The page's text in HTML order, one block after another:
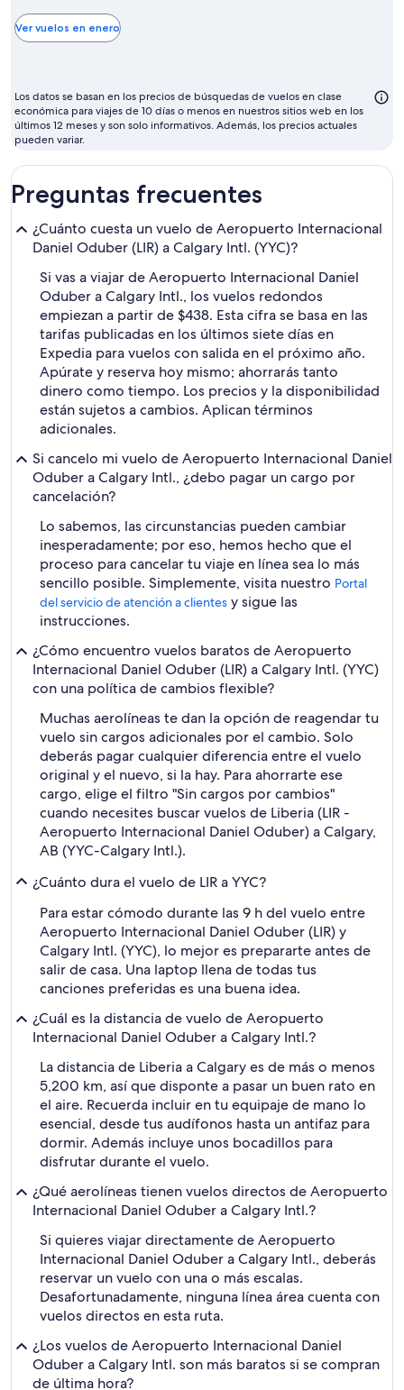
Ver vuelos en enero
Los datos se basan en los precios de búsquedas de vuelos en clase
económica para viajes de 10 días o menos en nuestros sitios web en los
últimos 12 meses y son solo informativos. Además, los precios actuales
pueden variar.
Preguntas frecuentes
¿Cuánto cuesta un vuelo de Aeropuerto Internacional
Daniel Oduber (LIR) a Calgary Intl. (YYC)?
Si vas a viajar de Aeropuerto Internacional Daniel
Oduber a Calgary Intl., los vuelos redondos
empiezan a partir de $438. Esta cifra se basa en las
tarifas publicadas en los últimos siete días en
Expedia para vuelos con salida en el próximo año.
Apúrate y reserva hoy mismo; ahorrarás tanto
dinero como tiempo. Los precios y la disponibilidad
están sujetos a cambios. Aplican términos
adicionales.
Si cancelo mi vuelo de Aeropuerto Internacional Daniel
Oduber a Calgary Intl., ¿debo pagar un cargo por
cancelación?
Lo sabemos, las circunstancias pueden cambiar
inesperadamente; por eso, hemos hecho que el
proceso para cancelar tu viaje en línea sea lo más
sencillo posible. Simplemente, visita nuestro Portal
del servicio de atención a clientes y sigue las
instrucciones.
¿Cómo encuentro vuelos baratos de Aeropuerto
Internacional Daniel Oduber (LIR) a Calgary Intl. (YYC)
con una política de cambios flexible?
Muchas aerolíneas te dan la opción de reagendar tu
vuelo sin cargos adicionales por el cambio. Solo
deberás pagar cualquier diferencia entre el vuelo
original y el nuevo, si la hay. Para ahorrarte ese
cargo, elige el filtro "Sin cargos por cambios"
cuando necesites buscar vuelos de Liberia (LIR -
Aeropuerto Internacional Daniel Oduber) a Calgary,
AB (YYC-Calgary Intl.).
¿Cuánto dura el vuelo de LIR a YYC?
Para estar cómodo durante las 9 h del vuelo entre
Aeropuerto Internacional Daniel Oduber (LIR) y
Calgary Intl. (YYC), lo mejor es prepararte antes de
salir de casa. Una laptop llena de todas tus
canciones preferidas es una buena idea.
¿Cuál es la distancia de vuelo de Aeropuerto
Internacional Daniel Oduber a Calgary Intl.?
La distancia de Liberia a Calgary es de más o menos
5,200 km, así que disponte a pasar un buen rato en
el aire. Recuerda incluir en tu equipaje de mano lo
esencial, desde tus audífonos hasta un antifaz para
dormir. Además incluye unos bocadillos para
disfrutar durante el vuelo.
¿Qué aerolíneas tienen vuelos directos de Aeropuerto
Internacional Daniel Oduber a Calgary Intl.?
Si quieres viajar directamente de Aeropuerto
Internacional Daniel Oduber a Calgary Intl., deberás
reservar un vuelo con una o más escalas.
Desafortunadamente, ninguna línea área cuenta con
vuelos directos en esta ruta.
¿Los vuelos de Aeropuerto Internacional Daniel
Oduber a Calgary Intl. son más baratos si se compran
de última hora?